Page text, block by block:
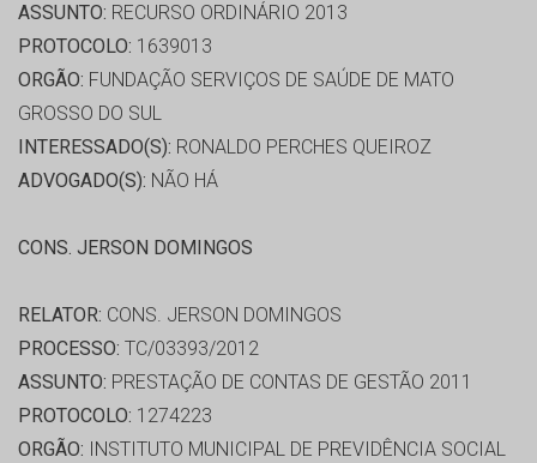
ASSUNTO: RECURSO ORDINÁRIO 2013
PROTOCOLO: 1639013
ORGÃO: FUNDAÇÃO SERVIÇOS DE SAÚDE DE MATO
GROSSO DO SUL
INTERESSADO(S): RONALDO PERCHES QUEIROZ
ADVOGADO(S): NÃO HÁ
CONS. JERSON DOMINGOS
RELATOR: CONS. JERSON DOMINGOS
PROCESSO: TC/03393/2012
ASSUNTO: PRESTAÇÃO DE CONTAS DE GESTÃO 2011
PROTOCOLO: 1274223
ORGÃO: INSTITUTO MUNICIPAL DE PREVIDÊNCIA SOCIAL